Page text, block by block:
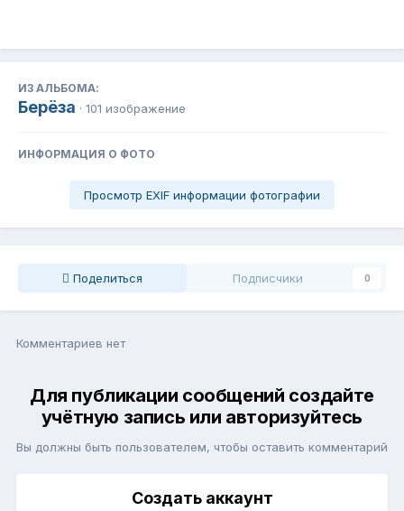
ИЗ АЛЬБОМА:
Берёза · 101 изображение
ИНФОРМАЦИЯ О ФОТО
Просмотр EXIF информации фотографии
Поделиться Подписчики 0
Комментариев нет
Для публикации сообщений создайте
учётную запись или авторизуйтесь
Вы должны быть пользователем, чтобы оставить комментарий
Создать аккаунт